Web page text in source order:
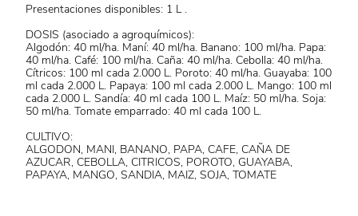
Presentaciones disponibles: 1 L .
DOSIS (asociado a agroquímicos):
Algodón: 40 ml/ha. Maní: 40 ml/ha. Banano: 100 ml/ha. Papa:
40 ml/ha. Café: 100 ml/ha. Caña: 40 ml/ha. Cebolla: 40 ml/ha.
Cítricos: 100 ml cada 2.000 L. Poroto: 40 ml/ha. Guayaba: 100
ml cada 2.000 L. Papaya: 100 ml cada 2.000 L. Mango: 100 ml
cada 2.000 L. Sandía: 40 ml cada 100 L. Maíz: 50 ml/ha. Soja:
50 ml/ha. Tomate emparrado: 40 ml cada 100 L.
CULTIVO:
ALGODON, MANI, BANANO, PAPA, CAFE, CAÑA DE
AZUCAR, CEBOLLA, CITRICOS, POROTO, GUAYABA,
PAPAYA, MANGO, SANDIA, MAIZ, SOJA, TOMATE